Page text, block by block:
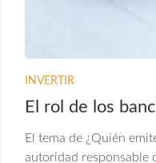
INVERTIR
El rol de los
El tema de ¿Quién
autoridad responsable